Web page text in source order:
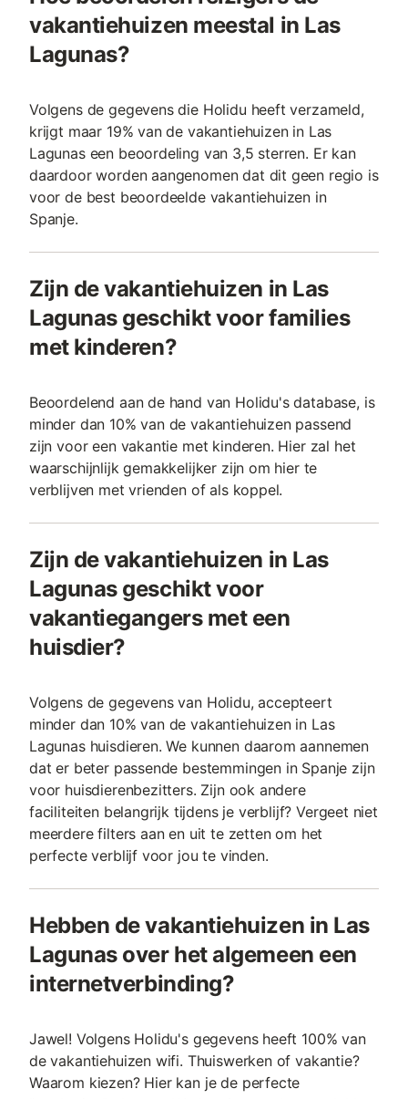
vakantiehuizen meestal in Las
Lagunas?
Volgens de gegevens die Holidu heeft verzameld,
krijgt maar 19% van de vakantiehuizen in Las
Lagunas een beoordeling van 3,5 sterren. Er kan
daardoor worden aangenomen dat dit geen regio is
voor de best beoordeelde vakantiehuizen in
Spanje.
Zijn de vakantiehuizen in Las
Lagunas geschikt voor families
met kinderen?
Beoordelend aan de hand van Holidu's database, is
minder dan 10% van de vakantiehuizen passend
zijn voor een vakantie met kinderen. Hier zal het
waarschijnlijk gemakkelijker zijn om hier te
verblijven met vrienden of als koppel.
Zijn de vakantiehuizen in Las
Lagunas geschikt voor
vakantiegangers met een
huisdier?
Volgens de gegevens van Holidu, accepteert
minder dan 10% van de vakantiehuizen in Las
Lagunas huisdieren. We kunnen daarom aannemen
dat er beter passende bestemmingen in Spanje zijn
voor huisdierenbezitters. Zijn ook andere
faciliteiten belangrijk tijdens je verblijf? Vergeet niet
meerdere filters aan en uit te zetten om het
perfecte verblijf voor jou te vinden.
Hebben de vakantiehuizen in Las
Lagunas over het algemeen een
internetverbinding?
Jawel! Volgens Holidu's gegevens heeft 100% van
de vakantiehuizen wifi. Thuiswerken of vakantie?
Waarom kiezen? Hier kan je de perfecte